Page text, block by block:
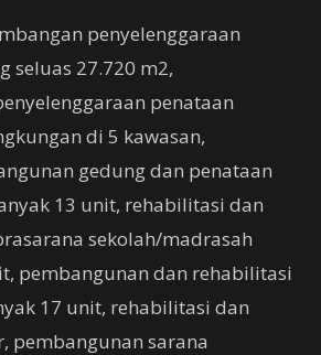
penyelenggaraan
seluas 27.720 m2,
penataan
di 5 kawasan,
gedung dan penataan
13 unit, rehabilitasi dan
sekolah/madrasah
pembangunan dan rehabilitasi
17 unit, rehabilitasi dan
pembangunan sarana